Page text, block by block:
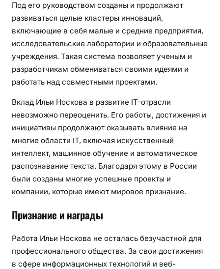
Под его руководством созданы и продолжают
развиваться целые кластеры инноваций,
включающие в себя малые и средние предприятия,
исследовательские лаборатории и образовательные
учреждения. Такая система позволяет ученым и
разработчикам обмениваться своими идеями и
работать над совместными проектами.
Вклад Ильи Носкова в развитие IT-отрасли
невозможно переоценить. Его работы, достижения и
инициативы продолжают оказывать влияние на
многие области IT, включая искусственный
интеллект, машинное обучение и автоматическое
распознавание текста. Благодаря этому в России
были созданы многие успешные проекты и
компании, которые имеют мировое признание.
Признание и награды
Работа Ильи Носкова не осталась безучастной для
профессионального общества. За свои достижения
в сфере информационных технологий и веб-